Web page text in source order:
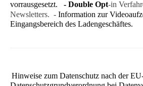
vorrausgesetzt. - Double Opt-in
Newsletters. - Information zur
Eingangsbereich des Ladengeschäftes.
Hinweise zum Datenschutz nach der